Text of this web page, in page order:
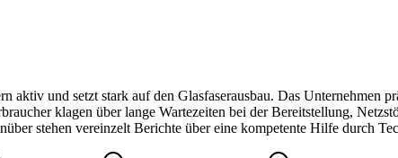
und setzt stark auf den Glasfaserausbau. Das Unternehmen
klagen über lange Wartezeiten bei der Bereitstellung,
stehen vereinzelt Berichte über eine kompetente Hilfe durch